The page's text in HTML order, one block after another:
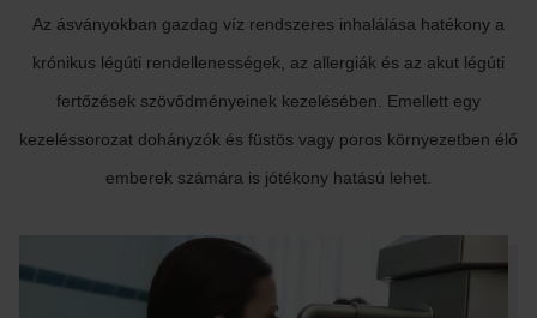
Az ásványokban gazdag víz rendszeres inhalálása hatékony a
krónikus légúti rendellenességek, az allergiák és az akut légúti
fertőzések szövődményeinek kezelésében. Emellett egy
kezeléssorozat dohányzók és füstös vagy poros környezetben élő
emberek számára is jótékony hatású lehet.